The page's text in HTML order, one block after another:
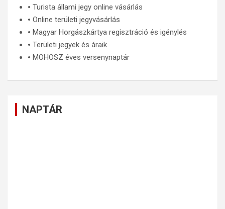
🞄 Turista állami jegy online vásárlás
🞄 Online területi jegyvásárlás
🞄 Magyar Horgászkártya regisztráció és igénylés
🞄 Területi jegyek és áraik
🞄 MOHOSZ éves versenynaptár
NAPTÁR